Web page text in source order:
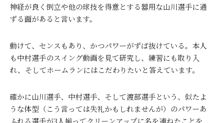
神経が良く倒立や他の球技を得意とする器用な山川選手に通
ずる面があると言います。
動けて、センスもあり、かつパワーがずば抜けている。本人
も中村選手のスイング動画を見て研究し、練習にも取り入
れ、そしてホームランにはこだわりたいと答えています。
確かに山川選手、中村選手、そして渡部選手という、似たよ
うな体型（こう言っては失礼かもしれませんが）のパワーあ
ふれる選手が3人揃ってクリーンアップに名を連ねたことを